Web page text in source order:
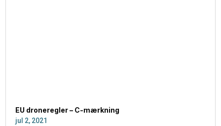
EU droneregler – C-mærkning
jul 2, 2021